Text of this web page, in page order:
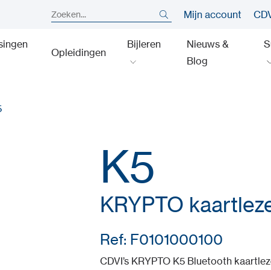
Mijn account
Opleidingen
Bijleren
Nieuws &
Blog
K5
KRYPTO
Ref: F0101000100
CDVI’s KRYPTO K5 Bluetooth